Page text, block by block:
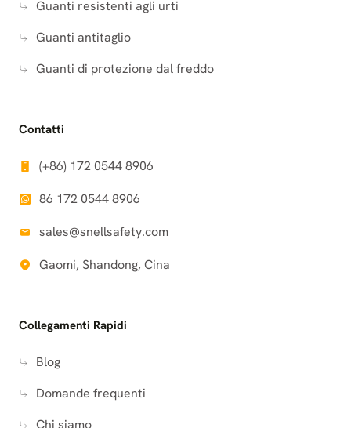
Guanti resistenti agli urti
Guanti antitaglio
Guanti di protezione dal freddo
Contatti
(+86) 172 0544 8906
86 172 0544 8906
sales@snellsafety.com
Gaomi, Shandong, Cina
Collegamenti Rapidi
Blog
Domande frequenti
Chi siamo